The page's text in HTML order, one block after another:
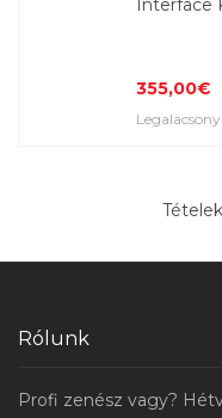
Interface
355,00€
Rólunk
Profi zenész vagy?